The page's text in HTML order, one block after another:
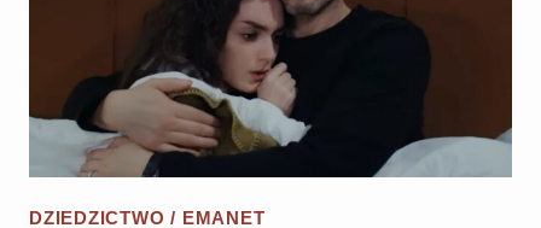
DWOJE!
DZIEDZICTWO / EMANET